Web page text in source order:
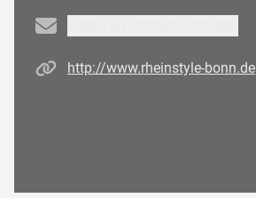
Email
Homepagehttp://www.rheinstyle-bonn.de